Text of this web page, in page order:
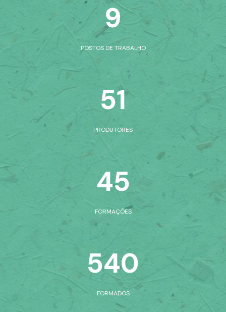
9
POSTOS DE TRABALHO
51
PRODUTORES
45
FORMAÇÕES
540
FORMADOS